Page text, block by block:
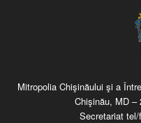
Mitropolia Chişinăului şi a
Chişinău, MD –
Secretariat